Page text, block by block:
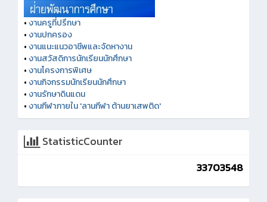
•งานครูที่ปรึกษา
•งานปกครอง
•งานแนะแนวอาชีพและจัดหางาน
•งานสวัสดิการนักเรียนนักศึกษา
•งานโครงการพิเศษ
•งานกิจกรรมนักเรียนนักศึกษา
•งานรักษาดินแดน
•งานกีฬาภายใน 'ลานกีฬา ต้านยาเสพติด'
StatisticCounter
33703548